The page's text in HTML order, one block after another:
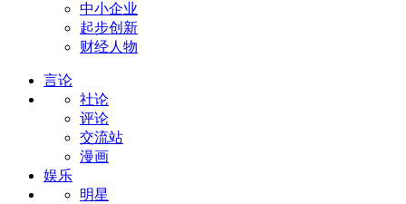
中小企业
起步创新
财经人物
言论
社论
评论
交流站
漫画
娱乐
明星